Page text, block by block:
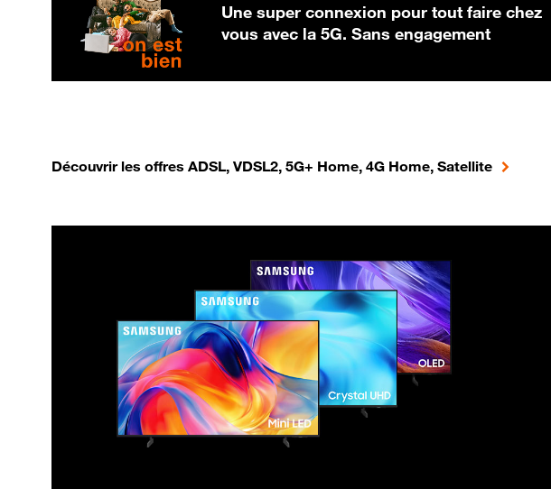
Une super connexion pour tout faire chez
vous avec la 5G. Sans engagement
Découvrir les offres ADSL, VDSL2, 5G+ Home, 4G Home, Satellite